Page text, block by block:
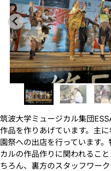
筑波大学ミュージカル集団
作品を作りあげています。主
園祭への出店を行っています
カルの作品作りに関われるこ
ちろん、裏方のスタッフワー